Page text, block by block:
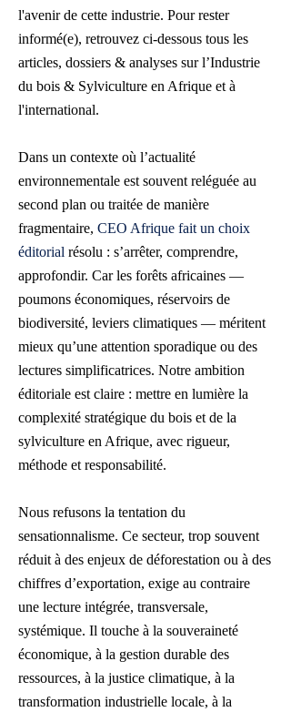
l'avenir de cette industrie. Pour rester
informé(e), retrouvez ci-dessous tous les
articles, dossiers & analyses sur l’Industrie
du bois & Sylviculture en Afrique et à
l'international.
Dans un contexte où l’actualité
environnementale est souvent reléguée au
second plan ou traitée de manière
fragmentaire, CEO Afrique fait un choix
éditorial résolu : s’arrêter, comprendre,
approfondir. Car les forêts africaines —
poumons économiques, réservoirs de
biodiversité, leviers climatiques — méritent
mieux qu’une attention sporadique ou des
lectures simplificatrices. Notre ambition
éditoriale est claire : mettre en lumière la
complexité stratégique du bois et de la
sylviculture en Afrique, avec rigueur,
méthode et responsabilité.
Nous refusons la tentation du
sensationnalisme. Ce secteur, trop souvent
réduit à des enjeux de déforestation ou à des
chiffres d’exportation, exige au contraire
une lecture intégrée, transversale,
systémique. Il touche à la souveraineté
économique, à la gestion durable des
ressources, à la justice climatique, à la
transformation industrielle locale, à la